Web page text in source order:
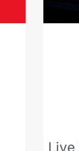
Live